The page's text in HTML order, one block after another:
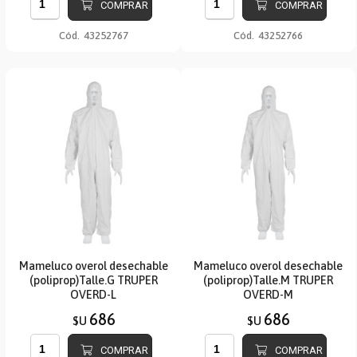
COMPRAR
Cód. 43252767
COMPRAR
Cód. 43252766
Mameluco overol desechable
(poliprop)Talle.G TRUPER
OVERD-L
$U 686
COMPRAR
Mameluco overol desechable
(poliprop)Talle.M TRUPER
OVERD-M
$U 686
COMPRAR